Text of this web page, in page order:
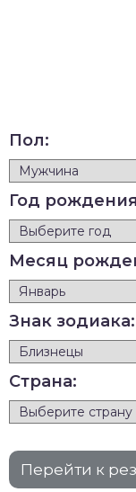
Пол:
Год
Месяц
Знак зодиака:
Страна: